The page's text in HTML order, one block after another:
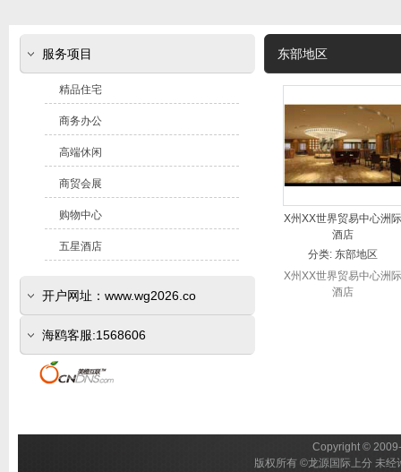
东部地区
X州XX世界贸易中心洲际
酒店
分类: 东部地区
X州XX世界贸易中心洲际
酒店
服务项目
精品住宅
商务办公
高端休闲
商贸会展
购物中心
五星酒店
开户网址：www.wg2026.co
(www.sr800.com)
海鸥客服:1568606
Copyright ©
版权所有 ©龙源国际上分 未